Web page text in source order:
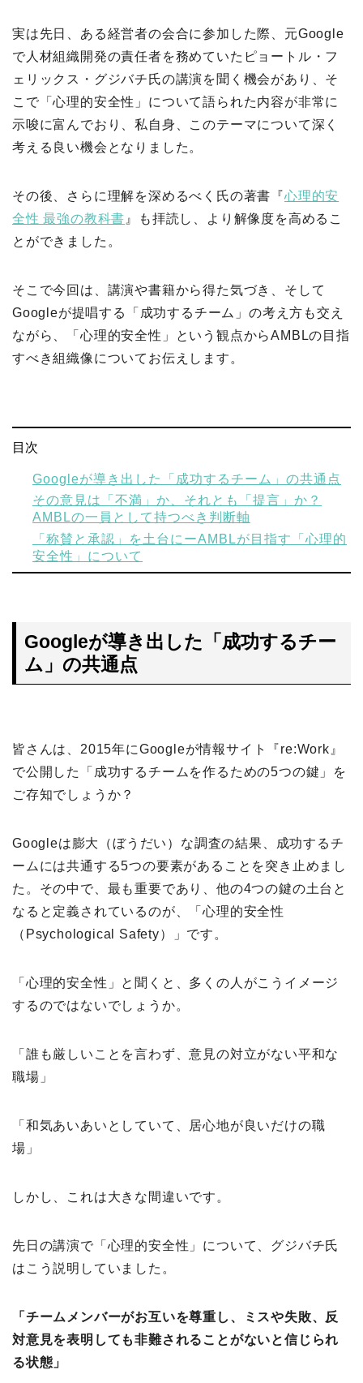
実は先日、ある経営者の会合に参加した際、元Google
で人材組織開発の責任者を務めていたピョートル・フ
ェリックス・グジバチ氏の講演を聞く機会があり、そ
こで「心理的安全性」について語られた内容が非常に
示唆に富んでおり、私自身、このテーマについて深く
考える良い機会となりました。
その後、さらに理解を深めるべく氏の著書『心理的安
全性 最強の教科書 』も拝読し、より解像度を高めるこ
とができました。
そこで今回は、講演や書籍から得た気づき、そして
Googleが提唱する「成功するチーム」の考え方も交え
ながら、「心理的安全性」という観点からAMBLの目指
すべき組織像についてお伝えします。
目次
Googleが導き出した「成功するチーム」の共通点
その意見は「不満」か、それとも「提言」か？
AMBLの一員として持つべき判断軸
「称賛と承認」を土台にーAMBLが目指す「心理的
安全性」について
Googleが導き出した「成功するチー
ム」の共通点
皆さんは、2015年にGoogleが情報サイト『re:Work』
で公開した「成功するチームを作るための5つの鍵」を
ご存知でしょうか？
Googleは膨大（ぼうだい）な調査の結果、成功するチ
ームには共通する5つの要素があることを突き止めまし
た。その中で、最も重要であり、他の4つの鍵の土台と
なると定義されているのが、「心理的安全性
（Psychological Safety）」です。
「心理的安全性」と聞くと、多くの人がこうイメージ
するのではないでしょうか。
「誰も厳しいことを言わず、意見の対立がない平和な
職場」
「和気あいあいとしていて、居心地が良いだけの職
場」
しかし、これは大きな間違いです。
先日の講演で「心理的安全性」について、グジバチ氏
はこう説明していました。
「チームメンバーがお互いを尊重し、ミスや失敗、反
対意見を表明しても非難されることがないと信じられ
る状態」